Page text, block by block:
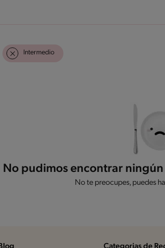
Intermedio
No pudimos encontrar
No te preocupes, puedes
Blog Categorias de